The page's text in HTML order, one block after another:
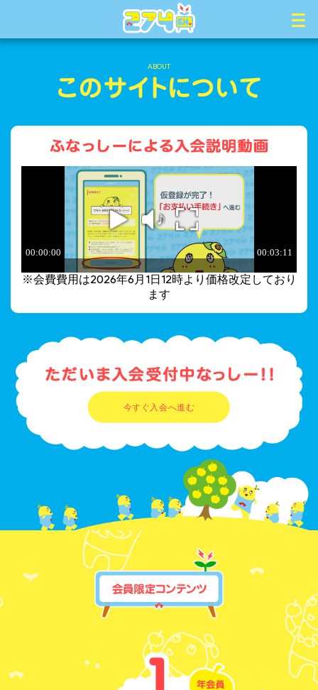
ABOUT
※会費費用は2026年6月1日12時より価格改定しており
ます
今すぐ入会へ進む